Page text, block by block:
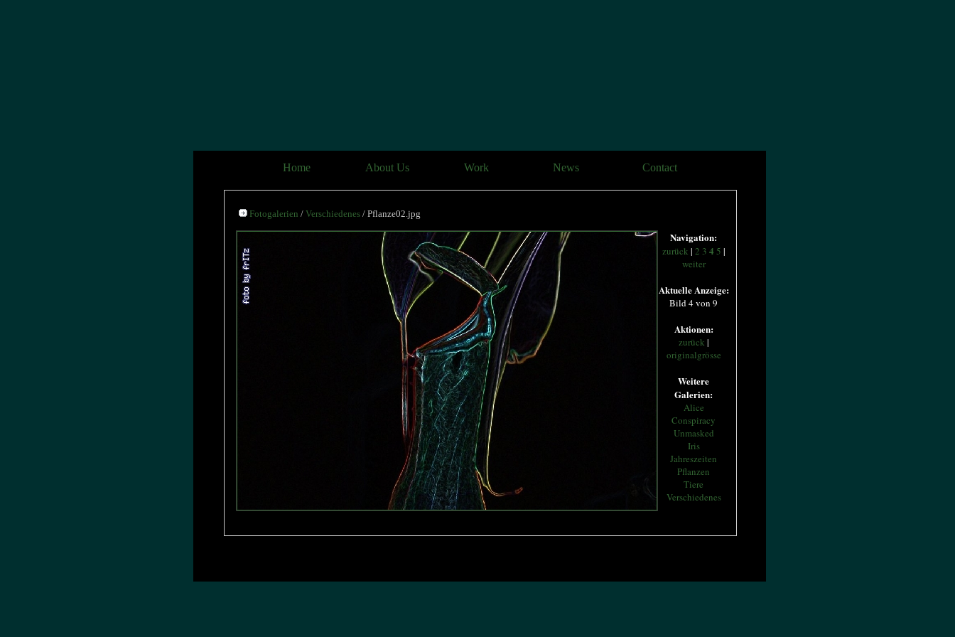
Home About Us Work News Contact
Fotogalerien / Verschiedenes / Pflanze02.jpg
Navigation:
zurück | 2 3 4 5 |
weiter
Aktuelle Anzeige:
Bild 4 von 9
Aktionen:
zurück |
originalgrösse
Weitere
Galerien:
Alice
Conspiracy
Unmasked
Iris
Jahreszeiten
Pflanzen
Tiere
Verschiedenes